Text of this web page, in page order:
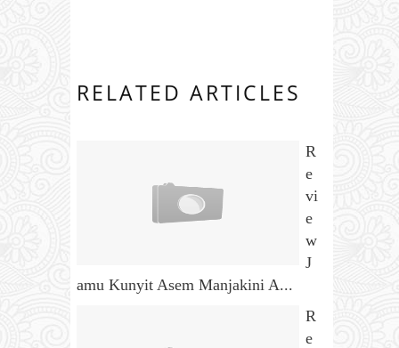
RELATED ARTICLES
R
e
vi
e
w
J
amu Kunyit Asem Manjakini A...
R
e